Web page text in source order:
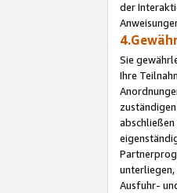
der
Sie
Ihre
unterliegen,
Ausfuhr-